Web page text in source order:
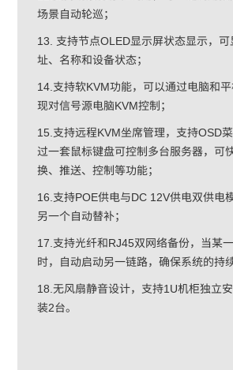
场景自动轮巡；
13. 支持节点OLED显示屏状态显示，可
址、名称和设备状态；
14.支持软KVM功能，可以通过电脑和
现对信号源电脑KVM控制；
15.支持远程KVM坐席管理，支持OSD
过一套鼠标键盘可控制多台服务器，可
换、推送、控制等功能；
16.支持POE供电与DC 12V供电双供电
另一个自动替补；
17.支持光纤和RJ45双网络备份，当某
时，自动启动另一链路，确保系统的持
18.无风扇静音设计，支持1U机柜独立
装2台。